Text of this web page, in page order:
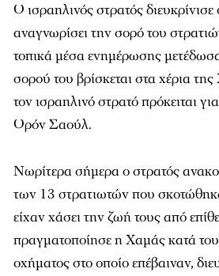
Ο ισραηλινός στρατός διευκρίνισε
αναγνωρίσει την σορό του
τοπικά μέσα ενημέρωσης
σορού του βρίσκεται στα χέρια
τον ισραηλινό στρατό πρόκειται
Ορόν Σαούλ.
Νωρίτερα σήμερα ο στρατός
των 13 στρατιωτών που
είχαν χάσει την ζωή τους από
πραγματοποίησε η Χαμάς κατά
οχήματος στο οποίο επέβαιναν,